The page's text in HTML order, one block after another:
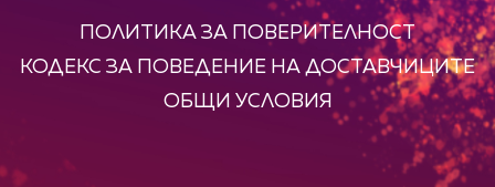
ПОЛИТИКА ЗА ПОВЕРИТЕЛНОСТ
КОДЕКС ЗА ПОВЕДЕНИЕ НА ДОСТАВЧИЦИТЕ
ОБЩИ УСЛОВИЯ